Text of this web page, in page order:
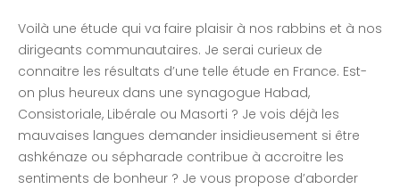
Voilà une étude qui va faire plaisir à nos rabbins et à nos
dirigeants communautaires. Je serai curieux de
connaitre les résultats d’une telle étude en France. Est-
on plus heureux dans une synagogue Habad,
Consistoriale, Libérale ou Masorti ? Je vois déjà les
mauvaises langues demander insidieusement si être
ashkénaze ou sépharade contribue à accroitre les
sentiments de bonheur ? Je vous propose d’aborder